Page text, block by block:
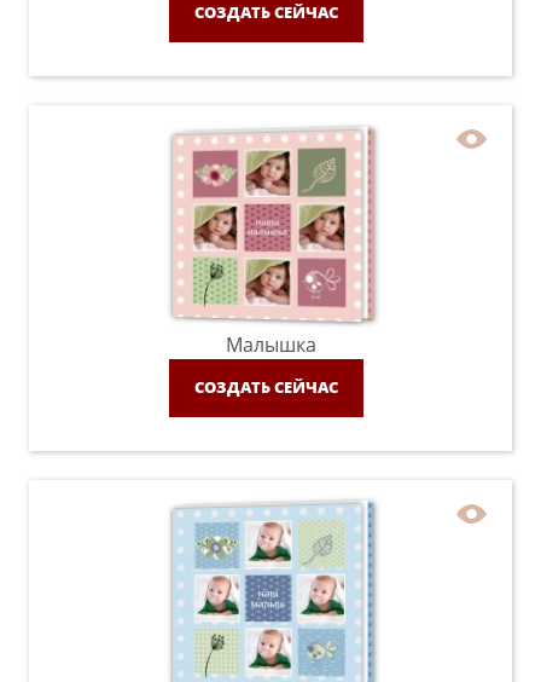
СОЗДАТЬ СЕЙЧАС
Малышка
СОЗДАТЬ СЕЙЧАС